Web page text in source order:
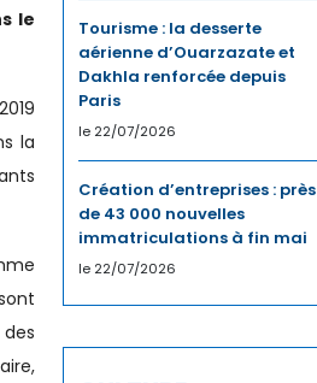
le
la
Tourisme : la desserte
aérienne d’Ouarzazate et
Dakhla renforcée depuis
Paris
le 22/07/2026
Création d’entreprises : près
de 43 000 nouvelles
immatriculations à fin mai
le 22/07/2026